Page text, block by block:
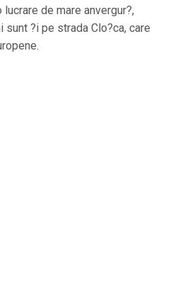
de mare anvergur?,
?i pe strada Clo?ca, care